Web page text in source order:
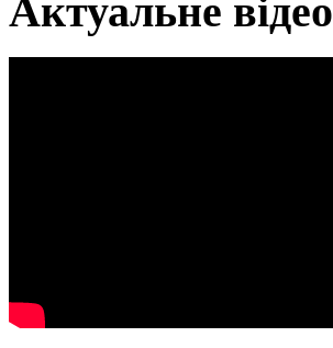
Актуальне відео